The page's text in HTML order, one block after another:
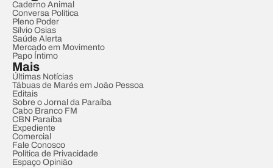
Caderno Animal
Conversa Política
Pleno Poder
Sílvio Osias
Saúde Alerta
Mercado em Movimento
Papo Íntimo
Mais
Últimas Notícias
Tábuas de Marés em João Pessoa
Editais
Sobre o Jornal da Paraíba
Cabo Branco FM
CBN Paraíba
Expediente
Comercial
Fale Conosco
Política de Privacidade
Espaço Opinião